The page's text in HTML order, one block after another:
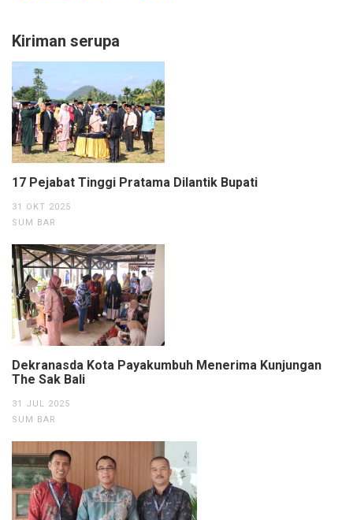
Kiriman serupa
17 Pejabat Tinggi Pratama Dilantik Bupati
31 OKT 2025
SUM BAR
Dekranasda Kota Payakumbuh Menerima Kunjungan
The Sak Bali
31 JUL 2025
SUM BAR